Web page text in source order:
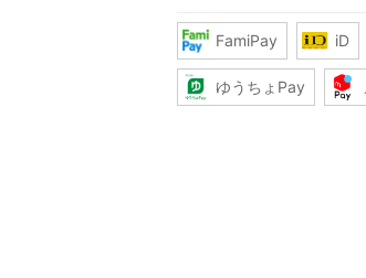
FamiPay iD
ゆうちょPay